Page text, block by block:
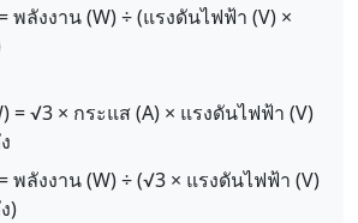
พลังงาน (W) ÷ (แรงดันไฟฟ้า (V) ×
= √3 × กระแส (A) × แรงดันไฟฟ้า (V)
พลังงาน (W) ÷ (√3 × แรงดันไฟฟ้า (V)
)